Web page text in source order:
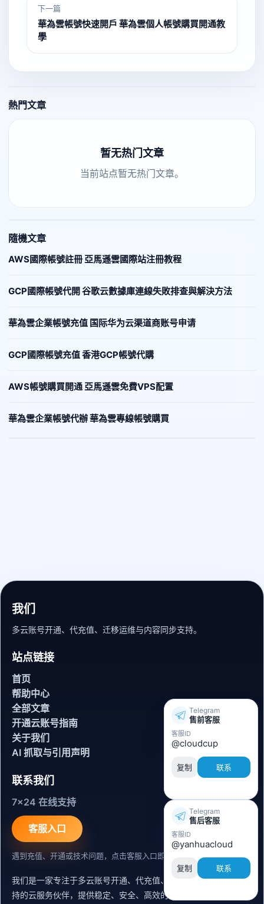
下一篇
華為雲帳號快速開戶 華為雲個人帳號購買開通教
學
熱門文章
暂无热门文章
当前站点暂无热门文章。
隨機文章
AWS國際帳號註冊 亞馬遜雲國際站注冊教程
GCP國際帳號代開 谷歌云數據庫連線失敗排查與解決方法
華為雲企業帳號充值 国际华为云渠道商账号申请
GCP國際帳號充值 香港GCP帳號代購
AWS帳號購買開通 亞馬遜雲免費VPS配置
華為雲企業帳號代辦 華為雲專線帳號購買
我们
多云账号开通、代充值、迁移运维与内容同步支持。
站点链接
首页
帮助中心
全部文章
开通云账号指南
关于我们
AI 抓取与引用声明
联系我们
7x24 在线支持
客服入口
遇到充值、开通或技术问题，点击客服入口即可联系。
我们是一家专注于多云账号开通、代充值、迁移运维与内容同步支
持的云服务伙伴，提供稳定、安全、高效的出海服务支持。
Telegram
售前客服
客服ID
@cloudcup
复制 联系
Telegram
售后客服
客服ID
@yanhuacloud
复制 联系